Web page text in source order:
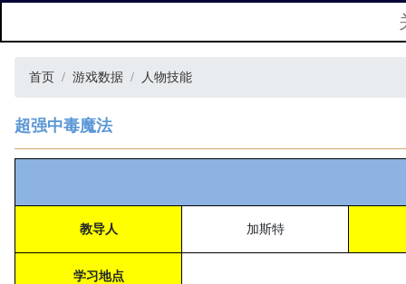
首页 游戏数据 人物技能
超强中毒魔法
教导人 加斯特
学习地点